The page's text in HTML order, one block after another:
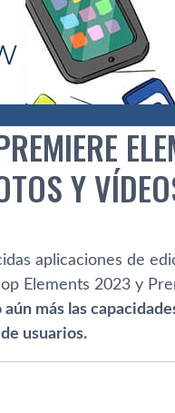
Y
aplicaciones de
Elements 2023 y
más las
usuarios.